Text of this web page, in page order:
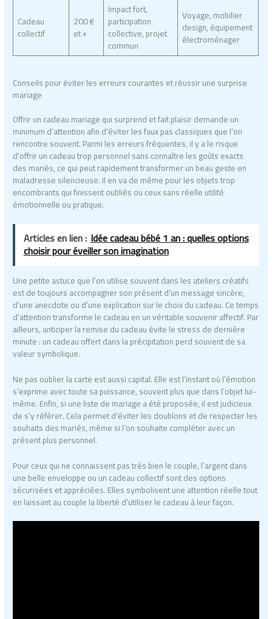
Cadeau
collectif
200 €
et +
Impact fort,
participation
collective, projet
commun
Voyage, mobilier
design, équipement
électroménager
Conseils pour éviter les erreurs courantes et réussir une surprise
mariage
Offrir un cadeau mariage qui surprend et fait plaisir demande un
minimum d’attention afin d’éviter les faux pas classiques que l’on
rencontre souvent. Parmi les erreurs fréquentes, il y a le risque
d’offrir un cadeau trop personnel sans connaître les goûts exacts
des mariés, ce qui peut rapidement transformer un beau geste en
maladresse silencieuse. Il en va de même pour les objets trop
encombrants qui finissent oubliés ou ceux sans réelle utilité
émotionnelle ou pratique.
Articles en lien : Idée cadeau bébé 1 an : quelles options
choisir pour éveiller son imagination
Une petite astuce que l’on utilise souvent dans les ateliers créatifs
est de toujours accompagner son présent d’un message sincère,
d’une anecdote ou d’une explication sur le choix du cadeau. Ce temps
d’attention transforme le cadeau en un véritable souvenir affectif. Par
ailleurs, anticiper la remise du cadeau évite le stress de dernière
minute : un cadeau offert dans la précipitation perd souvent de sa
valeur symbolique.
Ne pas oublier la carte est aussi capital. Elle est l’instant où l’émotion
s’exprime avec toute sa puissance, souvent plus que dans l’objet lui-
même. Enfin, si une liste de mariage a été proposée, il est judicieux
de s’y référer. Cela permet d’éviter les doublons et de respecter les
souhaits des mariés, même si l’on souhaite compléter avec un
présent plus personnel.
Pour ceux qui ne connaissent pas très bien le couple, l’argent dans
une belle enveloppe ou un cadeau collectif sont des options
sécurisées et appréciées. Elles symbolisent une attention réelle tout
en laissant au couple la liberté d’utiliser le cadeau à leur façon.